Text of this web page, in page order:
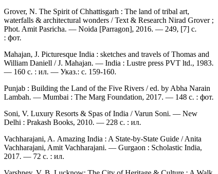
Grover, N. The Spirit of Chhattisgarh : The land of tribal art,
waterfalls & architectural wonders / Text & Research Nirad Grover ;
Phot. Amit Pasricha. — Noida [Parragon], 2016. — 249, [7] c.
: фот.
Mahajan, J. Picturesque India : sketches and travels of Thomas and
William Daniell / J. Mahajan. — India : Lustre press PVT ltd., 1983.
— 160 с. : ил. — Указ.: с. 159-160.
Punjab : Building the Land of the Five Rivers / ed. by Abha Narain
Lambah. — Mumbai : The Marg Foundation, 2017. — 148 с. : фот.
Soni, V. Luxury Resorts & Spas of India / Varun Soni. — New
Delhi : Prakash Books, 2010. — 228 c. : ил.
Vachharajani, A. Amazing India : A State-by-State Guide / Anita
Vachharajani, Amit Vachharajani. — Gurgaon : Scholastic India,
2017. — 72 с. : ил.